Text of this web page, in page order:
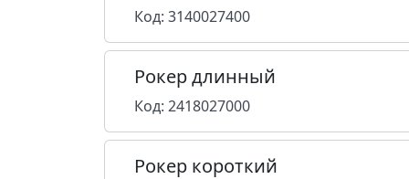
Код: 3140027400
Рокер длинный
Код: 2418027000
Рокер короткий